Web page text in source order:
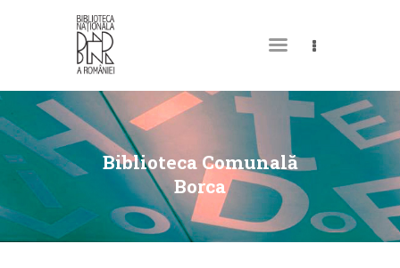
Biblioteca Comunală
Borca
DESPRE NOI
PERMISUL MEU DE
BIBLIOTECĂ
CATALOAGE ȘI
COLECȚII